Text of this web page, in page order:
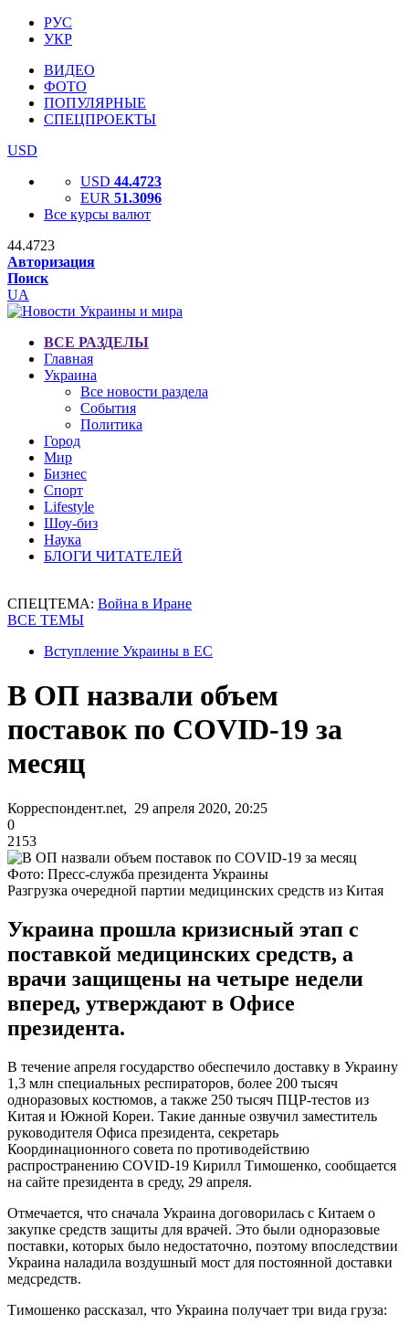
РУС
УКР
ВИДЕО
ФОТО
ПОПУЛЯРНЫЕ
СПЕЦПРОЕКТЫ
USD
USD 44.4723
EUR 51.3096
Все курсы валют
44.4723
Авторизация
Поиск
UA
ВСЕ РАЗДЕЛЫ
Главная
Украина
Все новости раздела
События
Политика
Город
Мир
Бизнес
Спорт
Lifestyle
Шоу-биз
Наука
БЛОГИ ЧИТАТЕЛЕЙ
СПЕЦТЕМА: Война в Иране
ВСЕ ТЕМЫ
Вступление Украины в ЕС
В ОП назвали объем
поставок по COVID-19 за
месяц
Корреспондент.net, 29 апреля 2020, 20:25
0
2153
Фото: Пресс-служба президента Украины
Разгрузка очередной партии медицинских средств из Китая
Украина прошла кризисный этап с
поставкой медицинских средств, а
врачи защищены на четыре недели
вперед, утверждают в Офисе
президента.
В течение апреля государство обеспечило доставку в Украину
1,3 млн специальных респираторов, более 200 тысяч
одноразовых костюмов, а также 250 тысяч ПЦР-тестов из
Китая и Южной Кореи. Такие данные озвучил заместитель
руководителя Офиса президента, секретарь
Координационного совета по противодействию
распространению COVID-19 Кирилл Тимошенко, сообщается
на сайте президента в среду, 29 апреля.
Отмечается, что сначала Украина договорилась с Китаем о
закупке средств защиты для врачей. Это были одноразовые
поставки, которых было недостаточно, поэтому впоследствии
Украина наладила воздушный мост для постоянной доставки
медсредств.
Тимошенко рассказал, что Украина получает три вида груза: